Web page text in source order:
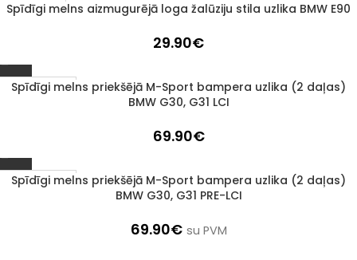
Izpārdots
Spīdīgi melns aizmugurējā loga žalūziju stila uzlika BMW E90
29.90€
1–3 d. d.
Spīdīgi melns priekšējā M-Sport bampera uzlika (2 daļas)
BMW G30, G31 LCI
69.90€
1–3 d. d.
Spīdīgi melns priekšējā M-Sport bampera uzlika (2 daļas)
BMW G30, G31 PRE-LCI
69.90€ su PVM